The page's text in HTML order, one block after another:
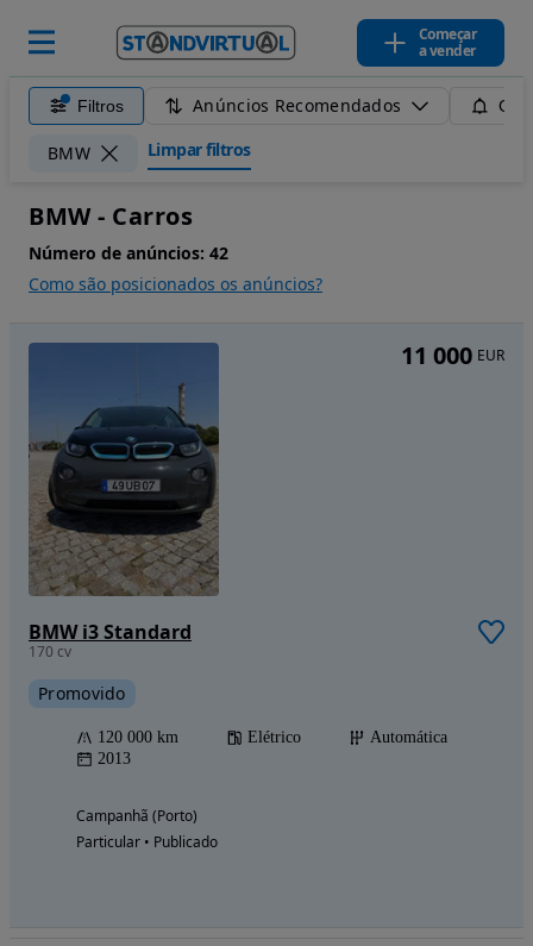
Começar
a vender
Filtros Anúncios Recomendados
BMW Limpar filtros
BMW - Carros
Número de anúncios: 42
Como são posicionados os anúncios?
BMW i3 Standard
170 cv
Promovido
120 000 km Elétrico
Automática
2013
Campanhã (Porto)
Particular • Publicado
11 000 EUR